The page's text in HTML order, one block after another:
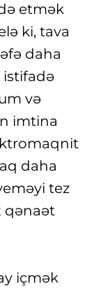
etmək
ki, tava
daha
istifadə
və
imtina
daha
tez
qənaət
içmək